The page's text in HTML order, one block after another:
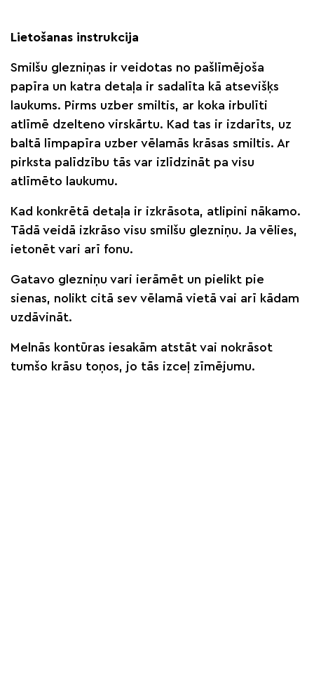
Lietošanas instrukcija
Smilšu glezniņas ir veidotas no pašlīmējoša
papīra un katra detaļa ir sadalīta kā atsevišķs
laukums. Pirms uzber smiltis, ar koka irbulīti
atlīmē dzelteno virskārtu. Kad tas ir izdarīts, uz
baltā līmpapīra uzber vēlamās krāsas smiltis. Ar
pirksta palīdzību tās var izlīdzināt pa visu
atlīmēto laukumu.
Kad konkrētā detaļa ir izkrāsota, atlipini nākamo.
Tādā veidā izkrāso visu smilšu glezniņu. Ja vēlies,
ietonēt vari arī fonu.
Gatavo glezniņu vari ierāmēt un pielikt pie
sienas, nolikt citā sev vēlamā vietā vai arī kādam
uzdāvināt.
Melnās kontūras iesakām atstāt vai nokrāsot
tumšo krāsu toņos, jo tās izceļ zīmējumu.